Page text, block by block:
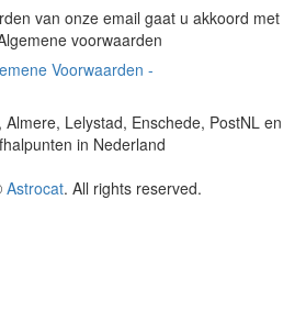
van onze email gaat u akkoord met
voorwaarden
Voorwaarden -
Lelystad, Enschede, PostNL en
in Nederland
Astrocat. All rights reserved.